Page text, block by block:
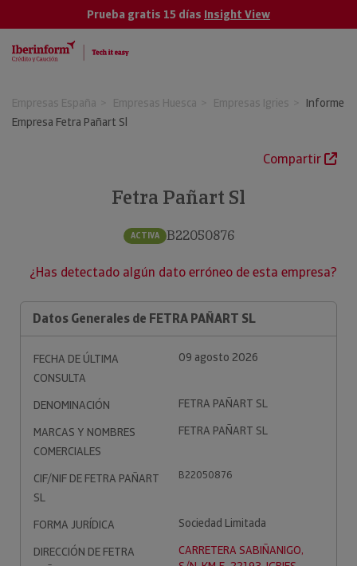
Prueba gratis 15 días Insight View
Empresas España Empresas Huesca Empresas Igries
Informe
Empresa Fetra Pañart Sl
Compartir
Fetra Pañart Sl
ACTIVA B22050876
¿Has detectado algún dato erróneo de esta empresa?
Datos Generales de FETRA PAÑART SL
FECHA DE ÚLTIMA
CONSULTA
09 agosto 2026
DENOMINACIÓN
FETRA PAÑART SL
MARCAS Y NOMBRES
COMERCIALES
FETRA PAÑART SL
CIF/NIF DE FETRA PAÑART
SL
B22050876
FORMA JURÍDICA
Sociedad Limitada
DIRECCIÓN DE FETRA
CARRETERA SABIÑANIGO,